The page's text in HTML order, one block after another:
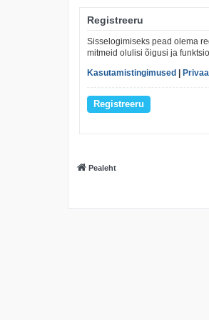
Registreeru
Sisselogimiseks pead olema
mitmeid olulisi õigusi ja
Kasutamistingimused
Registreeru
Pealeht